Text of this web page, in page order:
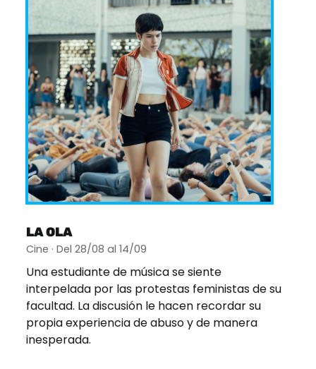
LA OLA
Cine · Del 28/08 al 14/09
Una estudiante de música se siente
interpelada por las protestas feministas de su
facultad. La discusión le hacen recordar su
propia experiencia de abuso y de manera
inesperada.